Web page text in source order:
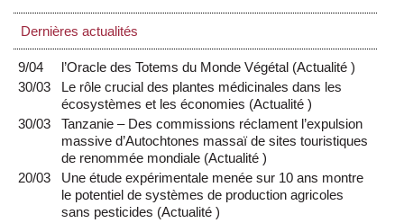
Dernières actualités
9/04 l’Oracle des Totems du Monde Végétal (Actualité)
30/03
Le rôle crucial des plantes médicinales dans les
écosystèmes et les économies (Actualité)
30/03
Tanzanie – Des commissions réclament l’expulsion
massive d’Autochtones massaï de sites touristiques
de renommée mondiale (Actualité)
20/03
Une étude expérimentale menée sur 10 ans montre
le potentiel de systèmes de production agricoles
sans pesticides (Actualité)